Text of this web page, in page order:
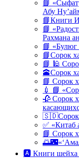
📘
Абу
📘Книги
📘
Рахмана
📘
📘Сорок
📘 🕌
🕋Сорок
📘 Сорок
💉 📘
🥀 Сорок
🇸🇩Сорок
✅ «Китаб
📘 Сорок
🅰 Книги шейха